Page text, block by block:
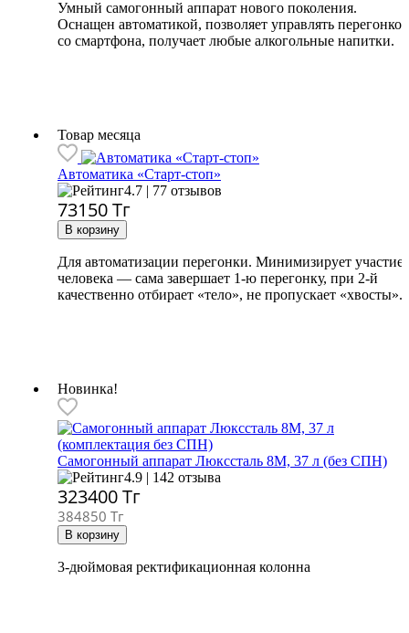
Умный самогонный аппарат нового поколения.
Оснащен автоматикой, позволяет управлять перегонкой
со смартфона, получает любые алкогольные напитки.
Товар месяца
Автоматика «Старт-стоп»
4.7 | 77 отзывов
73150Тг
Для автоматизации перегонки. Минимизирует участие
человека — сама завершает 1-ю перегонку, при 2-й
качественно отбирает «тело», не пропускает «хвосты».
Новинка!
Самогонный аппарат Люкссталь 8М, 37 л (без СПН)
4.9 | 142 отзыва
323400Тг
384850 Тг
3-дюймовая ректификационная колонна